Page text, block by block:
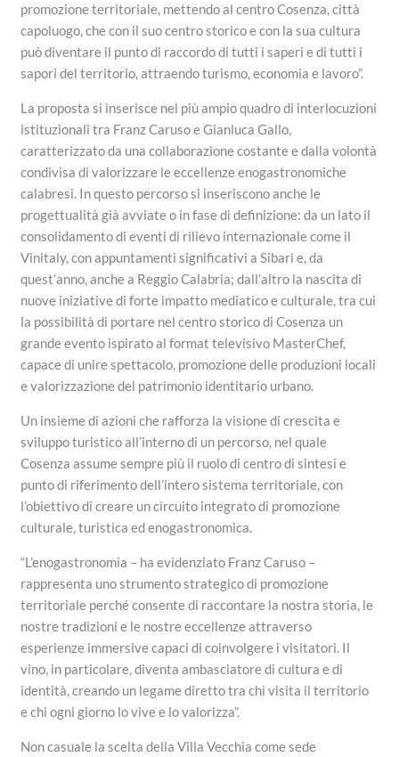
promozione territoriale, mettendo al centro Cosenza, città
capoluogo, che con il suo centro storico e con la sua cultura
può diventare il punto di raccordo di tutti i saperi e di tutti i
sapori del territorio, attraendo turismo, economia e lavoro”.
La proposta si inserisce nel più ampio quadro di interlocuzioni
istituzionali tra Franz Caruso e Gianluca Gallo,
caratterizzato da una collaborazione costante e dalla volontà
condivisa di valorizzare le eccellenze enogastronomiche
calabresi. In questo percorso si inseriscono anche le
progettualità già avviate o in fase di definizione: da un lato il
consolidamento di eventi di rilievo internazionale come il
Vinitaly, con appuntamenti significativi a Sibari e, da
quest’anno, anche a Reggio Calabria; dall’altro la nascita di
nuove iniziative di forte impatto mediatico e culturale, tra cui
la possibilità di portare nel centro storico di Cosenza un
grande evento ispirato al format televisivo MasterChef,
capace di unire spettacolo, promozione delle produzioni locali
e valorizzazione del patrimonio identitario urbano.
Un insieme di azioni che rafforza la visione di crescita e
sviluppo turistico all’interno di un percorso, nel quale
Cosenza assume sempre più il ruolo di centro di sintesi e
punto di riferimento dell’intero sistema territoriale, con
l’obiettivo di creare un circuito integrato di promozione
culturale, turistica ed enogastronomica.
“L’enogastronomia – ha evidenziato Franz Caruso –
rappresenta uno strumento strategico di promozione
territoriale perché consente di raccontare la nostra storia, le
nostre tradizioni e le nostre eccellenze attraverso
esperienze immersive capaci di coinvolgere i visitatori. Il
vino, in particolare, diventa ambasciatore di cultura e di
identità, creando un legame diretto tra chi visita il territorio
e chi ogni giorno lo vive e lo valorizza”.
Non casuale la scelta della Villa Vecchia come sede